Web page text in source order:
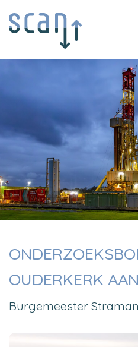
OUDERKERK
Burgemeester